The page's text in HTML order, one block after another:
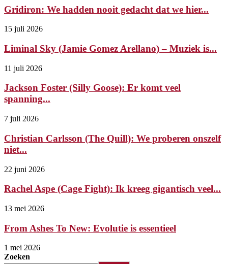
Gridiron: We hadden nooit gedacht dat we hier...
15 juli 2026
Liminal Sky (Jamie Gomez Arellano) – Muziek is...
11 juli 2026
Jackson Foster (Silly Goose): Er komt veel
spanning...
7 juli 2026
Christian Carlsson (The Quill): We proberen onszelf
niet...
22 juni 2026
Rachel Aspe (Cage Fight): Ik kreeg gigantisch veel...
13 mei 2026
From Ashes To New: Evolutie is essentieel
1 mei 2026
Zoeken